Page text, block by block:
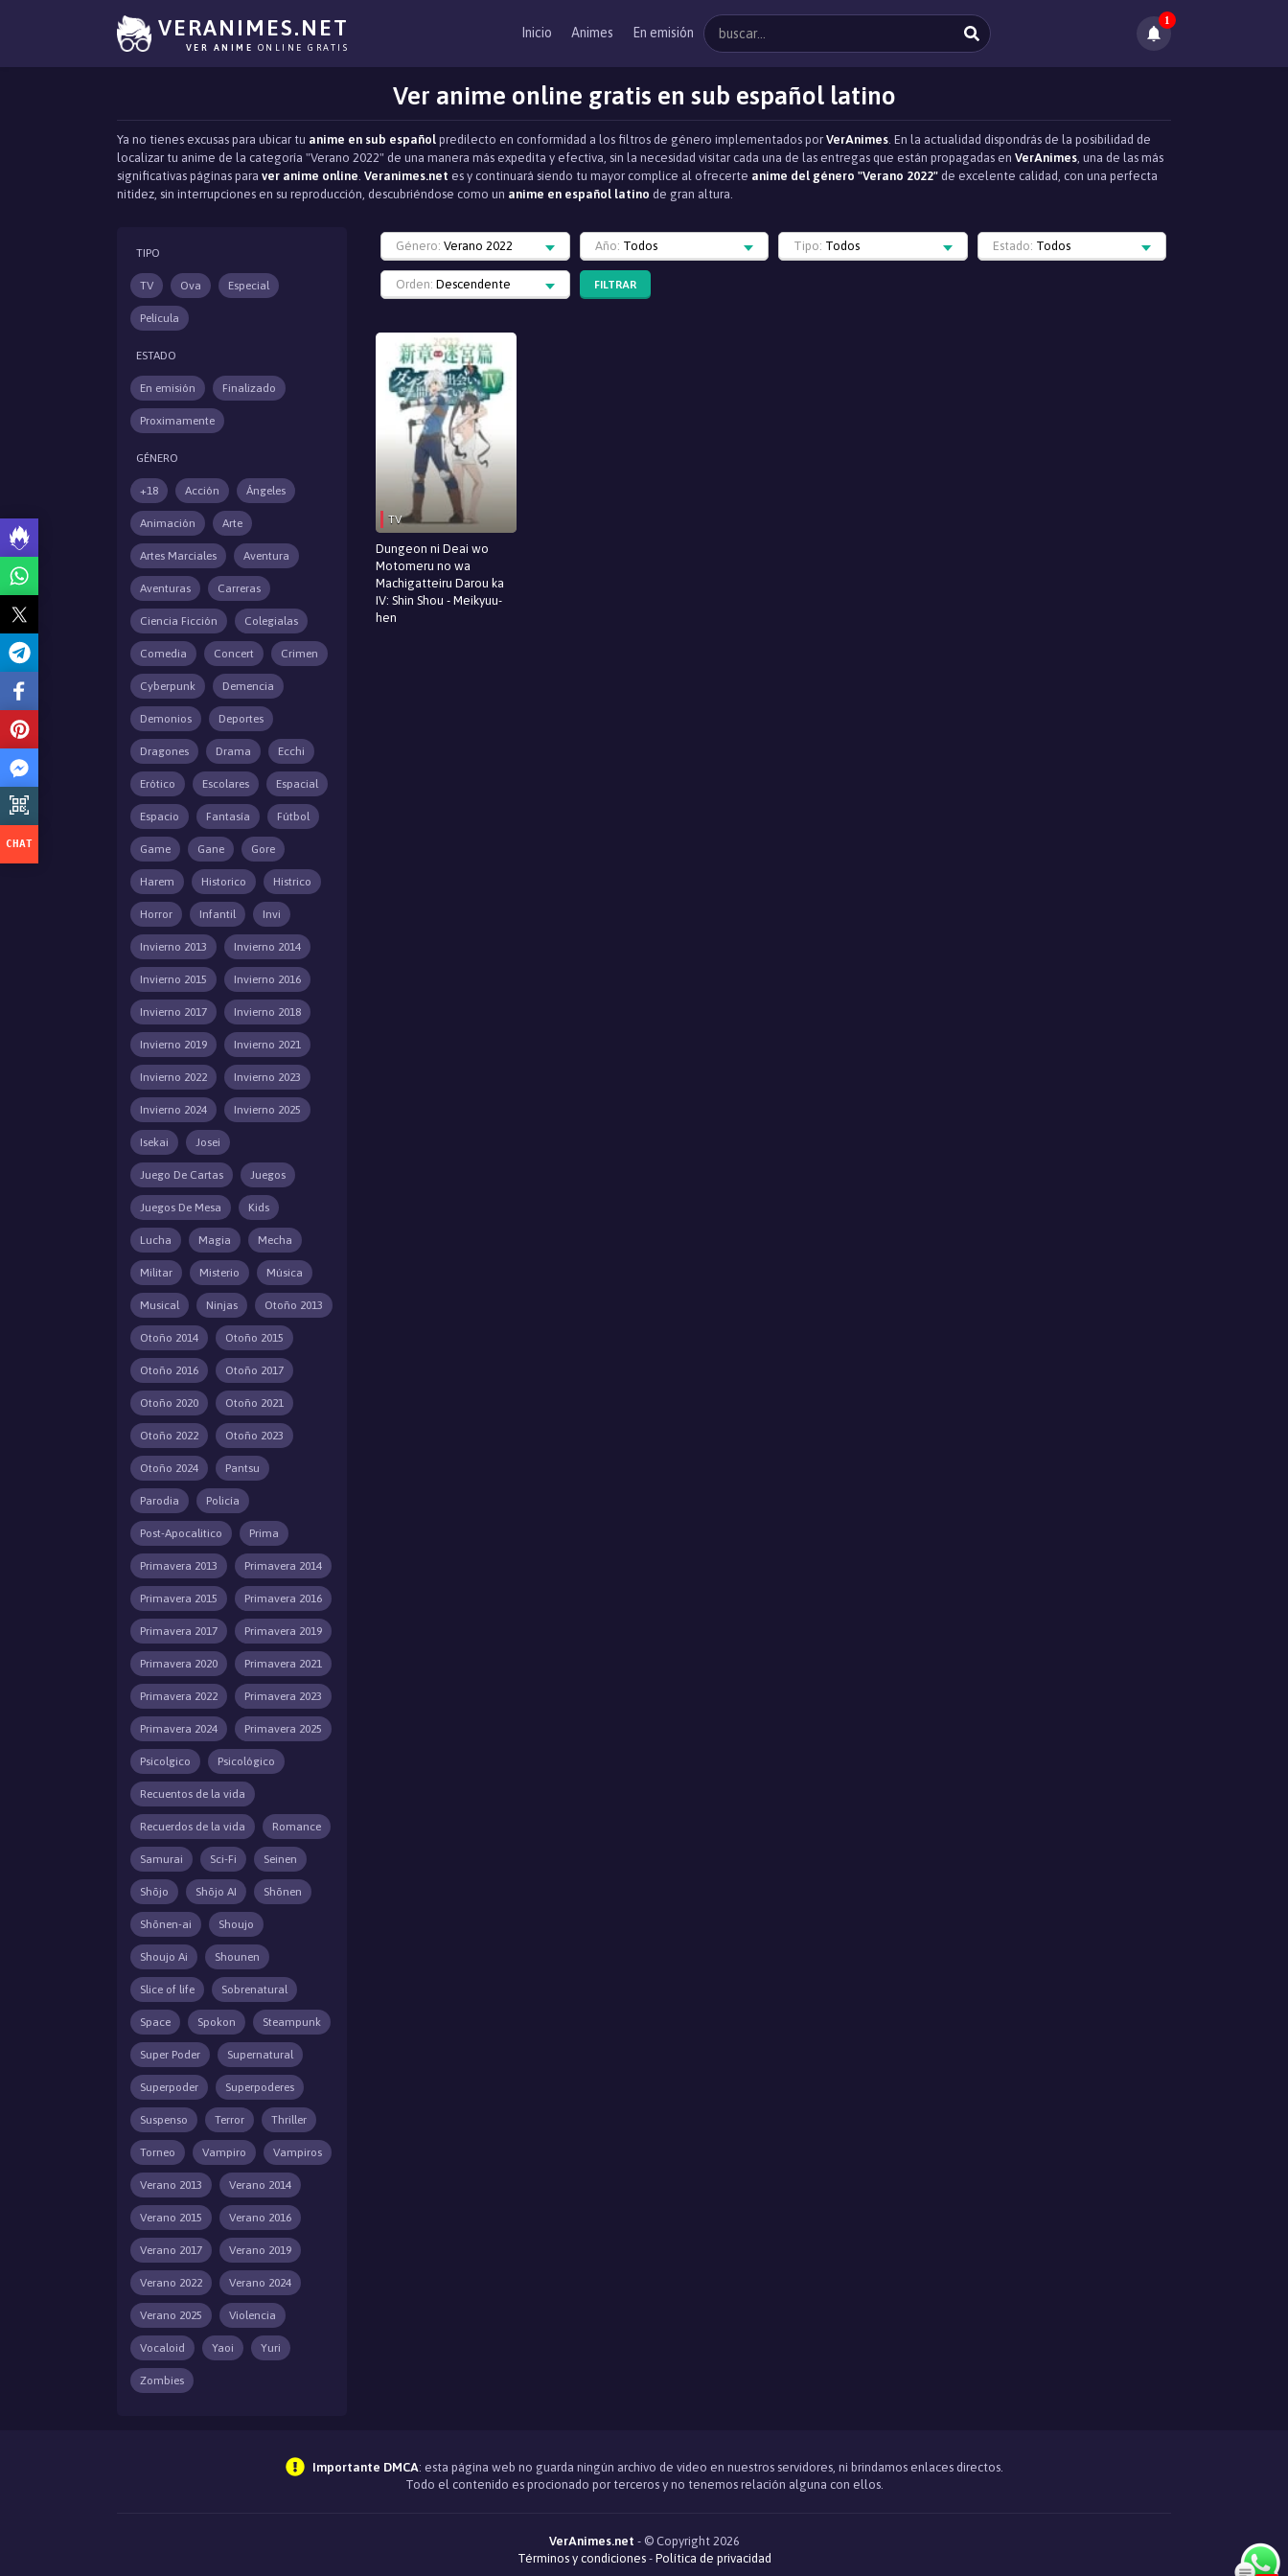
VERANIMES.NET
VER ANIME ONLINE GRATIS
Inicio Animes En emisión
1
Ver anime online gratis en sub español latino
Ya no tienes excusas para ubicar tu anime en sub español predilecto en conformidad a los filtros de género implementados por VerAnimes. En la actualidad dispondrás de la posibilidad de
localizar tu anime de la categoría "Verano 2022" de una manera más expedita y efectiva, sin la necesidad visitar cada una de las entregas que están propagadas en VerAnimes, una de las más
significativas páginas para ver anime online. Veranimes.net es y continuará siendo tu mayor complice al ofrecerte anime del género "Verano 2022" de excelente calidad, con una perfecta
nitidez, sin interrupciones en su reproducción, descubriéndose como un anime en español latino de gran altura.
TIPO
TV Ova Especial
Película
ESTADO
En emisión Finalizado
Proximamente
GÉNERO
+18 Acción Ángeles
Animación Arte
Artes Marciales Aventura
Aventuras Carreras
Ciencia Ficción Colegialas
Comedia Concert Crimen
Cyberpunk Demencia
Demonios Deportes
Dragones Drama Ecchi
Erótico Escolares Espacial
Espacio Fantasía Fútbol
Game Gane Gore
Harem Historico Histrico
Horror Infantil Invi
Invierno 2013 Invierno 2014
Invierno 2015 Invierno 2016
Invierno 2017 Invierno 2018
Invierno 2019 Invierno 2021
Invierno 2022 Invierno 2023
Invierno 2024 Invierno 2025
Isekai Josei
Juego De Cartas Juegos
Juegos De Mesa Kids
Lucha Magia Mecha
Militar Misterio Música
Musical Ninjas Otoño 2013
Otoño 2014 Otoño 2015
Otoño 2016 Otoño 2017
Otoño 2020 Otoño 2021
Otoño 2022 Otoño 2023
Otoño 2024 Pantsu
Parodia Policía
Post-Apocalitico Prima
Primavera 2013 Primavera 2014
Primavera 2015 Primavera 2016
Primavera 2017 Primavera 2019
Primavera 2020 Primavera 2021
Primavera 2022 Primavera 2023
Primavera 2024 Primavera 2025
Psicolgico Psicológico
Recuentos de la vida
Recuerdos de la vida Romance
Samurai Sci-Fi Seinen
Shōjo Shōjo AI Shōnen
Shōnen-ai Shoujo
Shoujo Ai Shounen
Slice of life Sobrenatural
Space Spokon Steampunk
Super Poder Supernatural
Superpoder Superpoderes
Suspenso Terror Thriller
Torneo Vampiro Vampiros
Verano 2013 Verano 2014
Verano 2015 Verano 2016
Verano 2017 Verano 2019
Verano 2022 Verano 2024
Verano 2025 Violencia
Vocaloid Yaoi Yuri
Zombies
Género: Verano 2022 Año: Todos Tipo: Todos Estado: Todos
Orden: Descendente FILTRAR
TV
Dungeon ni Deai wo
Motomeru no wa
Machigatteiru Darou ka
IV: Shin Shou - Meikyuu-
hen
Importante DMCA: esta página web no guarda ningún archivo de video en nuestros servidores, ni brindamos enlaces directos.
Todo el contenido es procionado por terceros y no tenemos relación alguna con ellos.
VerAnimes.net - © Copyright 2026
Términos y condiciones- Política de privacidad